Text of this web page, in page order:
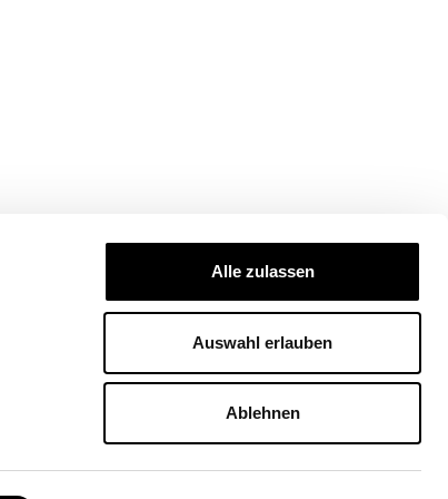
Alle zulassen
Auswahl erlauben
Ablehnen